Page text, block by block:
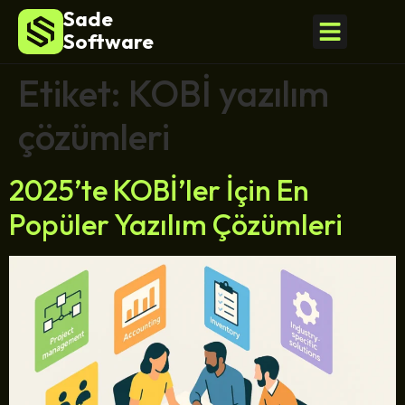
Sade
Software
Etiket: KOBİ yazılım
çözümleri
2025’te KOBİ’ler İçin En
Popüler Yazılım Çözümleri